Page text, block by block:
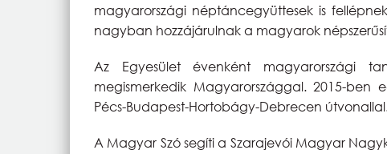
magyarországi néptáncegyüttesek is
nagyban hozzájárulnak a magyarok
Az Egyesület évenként magyarországi
megismerkedik Magyarországgal. 2015-
Pécs-Budapest-Hortobágy-Debrecen
A Magyar Szó segíti a Szarajevói Magyar